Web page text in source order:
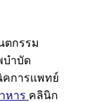
ตกรรม
บำบัด
การแพทย์
หาร คลินิก